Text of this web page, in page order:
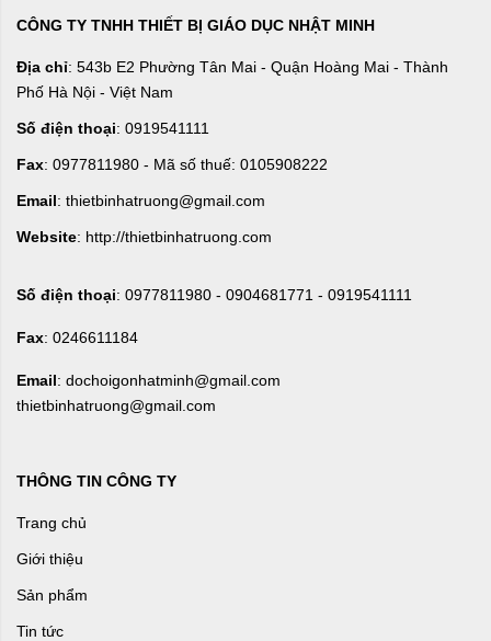
CÔNG TY TNHH THIẾT BỊ GIÁO DỤC NHẬT MINH
Địa chỉ: 543b E2 Phường Tân Mai - Quận Hoàng Mai - Thành
Phố Hà Nội - Việt Nam
Số điện thoại: 0919541111
Fax: 0977811980 - Mã số thuế: 0105908222
Email: thietbinhatruong@gmail.com
Website: http://thietbinhatruong.com
Số điện thoại: 0977811980 - 0904681771 - 0919541111
Fax: 0246611184
Email: dochoigonhatminh@gmail.com
thietbinhatruong@gmail.com
THÔNG TIN CÔNG TY
Trang chủ
Giới thiệu
Sản phẩm
Tin tức